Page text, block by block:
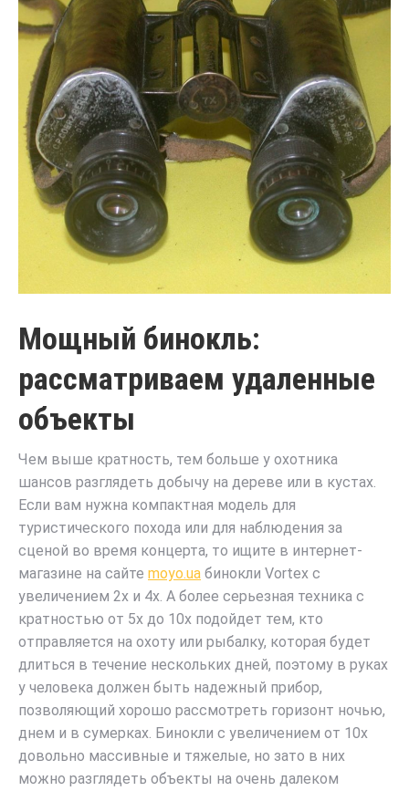
Мощный бинокль:
рассматриваем удаленные
объекты
Чем выше кратность, тем больше у охотника
шансов разглядеть добычу на дереве или в кустах.
Если вам нужна компактная модель для
туристического похода или для наблюдения за
сценой во время концерта, то ищите в интернет-
магазине на сайте moyo.ua бинокли Vortex с
увеличением 2x и 4x. А более серьезная техника с
кратностью от 5x до 10x подойдет тем, кто
отправляется на охоту или рыбалку, которая будет
длиться в течение нескольких дней, поэтому в руках
у человека должен быть надежный прибор,
позволяющий хорошо рассмотреть горизонт ночью,
днем и в сумерках. Бинокли с увеличением от 10x
довольно массивные и тяжелые, но зато в них
можно разглядеть объекты на очень далеком